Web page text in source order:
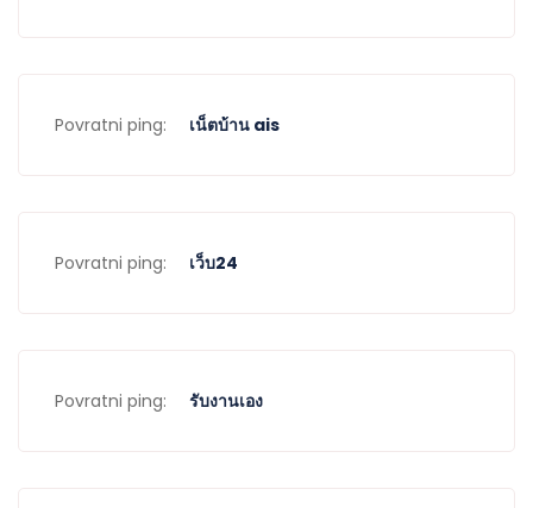
Povratni ping: เน็ตบ้าน ais
Povratni ping: เว็บ24
Povratni ping: รับงานเอง